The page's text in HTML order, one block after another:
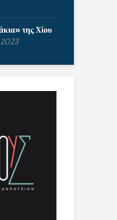
της Χίου
2023